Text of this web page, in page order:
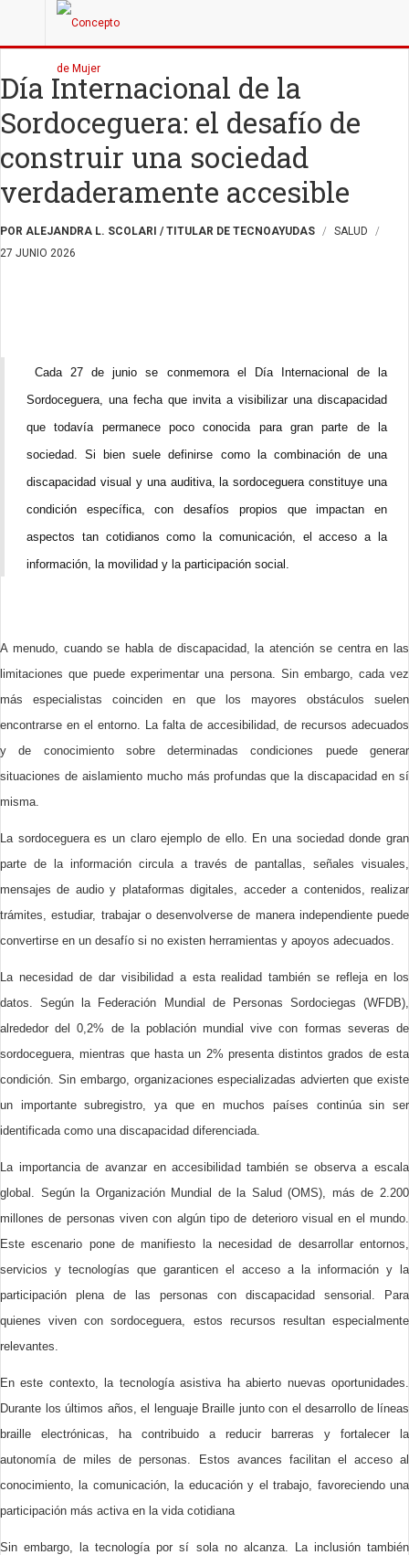
Día Internacional de la
Sordoceguera: el desafío de
construir una sociedad
verdaderamente accesible
POR ALEJANDRA L. SCOLARI / TITULAR DE TECNOAYUDAS
SALUD
27 JUNIO 2026
Cada 27 de junio se conmemora el Día Internacional de la
Sordoceguera, una fecha que invita a visibilizar una discapacidad
que todavía permanece poco conocida para gran parte de la
sociedad. Si bien suele definirse como la combinación de una
discapacidad visual y una auditiva, la sordoceguera constituye una
condición específica, con desafíos propios que impactan en
aspectos tan cotidianos como la comunicación, el acceso a la
información, la movilidad y la participación social.
A menudo, cuando se habla de discapacidad, la atención se centra en las
limitaciones que puede experimentar una persona. Sin embargo, cada vez
más especialistas coinciden en que los mayores obstáculos suelen
encontrarse en el entorno. La falta de accesibilidad, de recursos adecuados
y de conocimiento sobre determinadas condiciones puede generar
situaciones de aislamiento mucho más profundas que la discapacidad en sí
misma.
La sordoceguera es un claro ejemplo de ello. En una sociedad donde gran
parte de la información circula a través de pantallas, señales visuales,
mensajes de audio y plataformas digitales, acceder a contenidos, realizar
trámites, estudiar, trabajar o desenvolverse de manera independiente puede
convertirse en un desafío si no existen herramientas y apoyos adecuados.
La necesidad de dar visibilidad a esta realidad también se refleja en los
datos. Según la Federación Mundial de Personas Sordociegas (WFDB),
alrededor del 0,2% de la población mundial vive con formas severas de
sordoceguera, mientras que hasta un 2% presenta distintos grados de esta
condición. Sin embargo, organizaciones especializadas advierten que existe
un importante subregistro, ya que en muchos países continúa sin ser
identificada como una discapacidad diferenciada.
La importancia de avanzar en accesibilidad también se observa a escala
global. Según la Organización Mundial de la Salud (OMS), más de 2.200
millones de personas viven con algún tipo de deterioro visual en el mundo.
Este escenario pone de manifiesto la necesidad de desarrollar entornos,
servicios y tecnologías que garanticen el acceso a la información y la
participación plena de las personas con discapacidad sensorial. Para
quienes viven con sordoceguera, estos recursos resultan especialmente
relevantes.
En este contexto, la tecnología asistiva ha abierto nuevas oportunidades.
Durante los últimos años, el lenguaje Braille junto con el desarrollo de líneas
braille electrónicas, ha contribuido a reducir barreras y fortalecer la
autonomía de miles de personas. Estos avances facilitan el acceso al
conocimiento, la comunicación, la educación y el trabajo, favoreciendo una
participación más activa en la vida cotidiana
Sin embargo, la tecnología por sí sola no alcanza. La inclusión también